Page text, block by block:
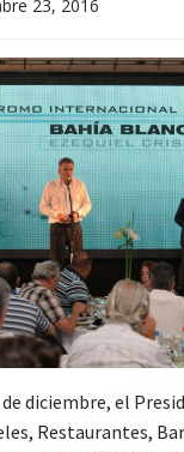
23, 2016
diciembre, el
Restaurantes,